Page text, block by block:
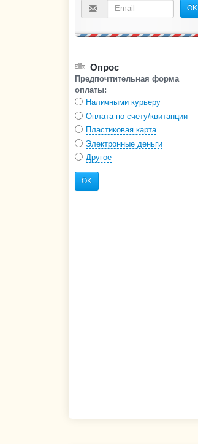
OK
Опрос
Предпочтительная форма
оплаты:
Наличными курьеру
Оплата по счету/квитанции
Пластиковая карта
Электронные деньги
Другое
OK